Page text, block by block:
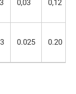
0,03 0,12
0.025 0.20